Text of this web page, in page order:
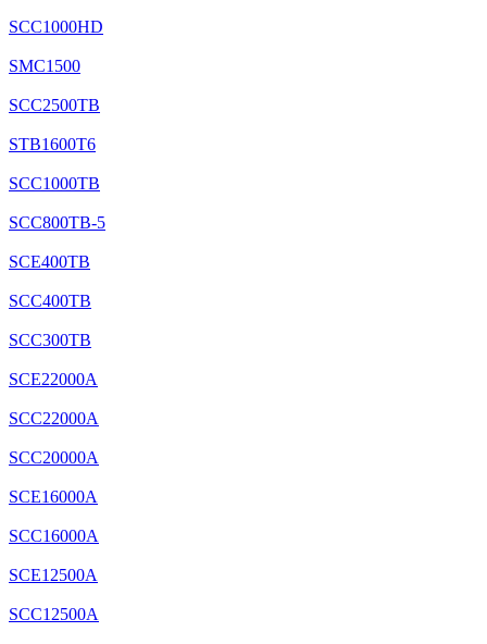
SCC1000HD
SMC1500
SCC2500TB
STB1600T6
SCC1000TB
SCC800TB-5
SCE400TB
SCC400TB
SCC300TB
SCE22000A
SCC22000A
SCC20000A
SCE16000A
SCC16000A
SCE12500A
SCC12500A